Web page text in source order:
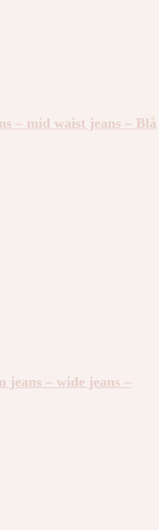
– mid waist jeans – Blå
jeans – wide jeans –